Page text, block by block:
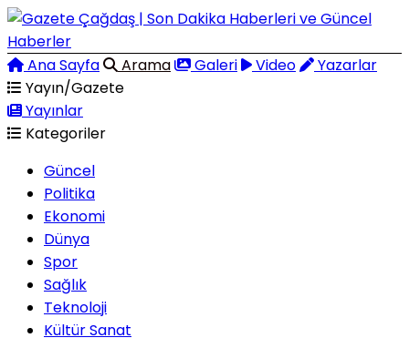
Ana Sayfa Arama Galeri Video
Yazarlar
Yayın/Gazete
Yayınlar
Kategoriler
Güncel
Politika
Ekonomi
Dünya
Spor
Sağlık
Teknoloji
Kültür Sanat